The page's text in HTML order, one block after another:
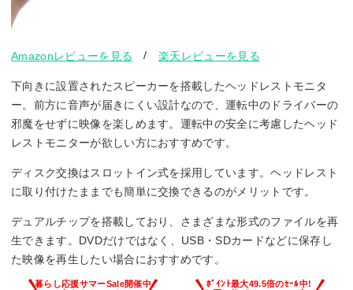
Amazonレビューを見る /楽天レビューを見る
下向きに設置されたスピーカーを搭載したヘッドレストモニタ
ー。前方に音声が届きにくい設計なので、運転中のドライバーの
邪魔をせずに映像を楽しめます。運転中の安全に考慮したヘッド
レストモニターが欲しい方におすすめです。
ディスク交換はスロットイン式を採用しています。ヘッドレスト
に取り付けたままでも簡単に交換できるのがメリットです。
デュアルチップを搭載しており、さまざまな形式のファイルを再
生できます。DVDだけではなく、USB・SDカードなどに保存し
た映像を再生したい場合におすすめです。